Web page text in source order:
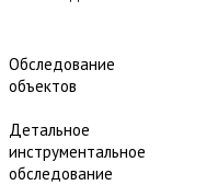
Обследование
объектов
Детальное
инструментальное
обследование